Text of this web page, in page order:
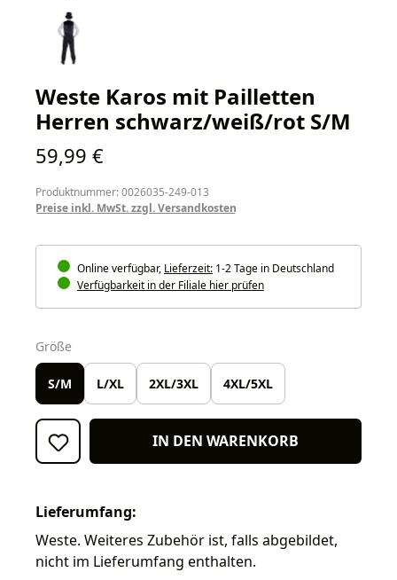
Weste Karos mit Pailletten
Herren schwarz/weiß/rot S/M
Regulärer Preis:
59,99 €
Produktnummer: 0026035-249-013
Preise inkl. MwSt. zzgl. Versandkosten
Online verfügbar, Lieferzeit: 1-2 Tage in Deutschland
Verfügbarkeit in der Filiale hier prüfen
Größe
S/M L/XL 2XL/3XL 4XL/5XL
IN DEN WARENKORB
Lieferumfang:
Weste. Weiteres Zubehör ist, falls abgebildet,
nicht im Lieferumfang enthalten.